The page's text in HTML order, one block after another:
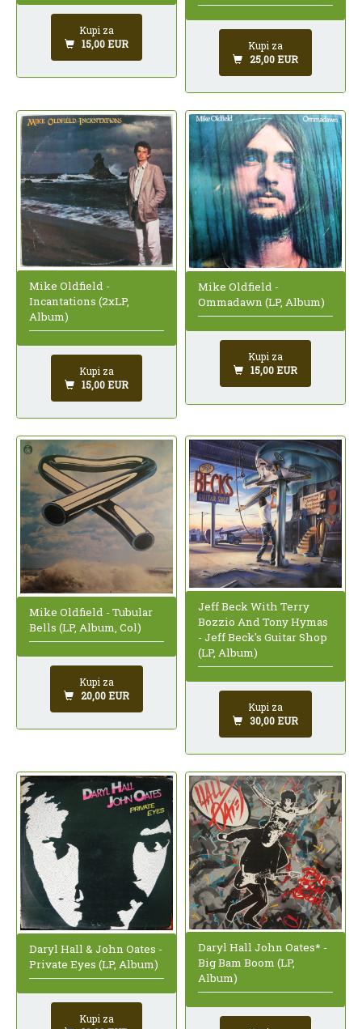
Kupi za
15,00 EUR
Kupi za
25,00 EUR
Mike Oldfield -
Incantations (2xLP,
Album)
Kupi za
15,00 EUR
Mike Oldfield -
Ommadawn (LP, Album)
Kupi za
15,00 EUR
Mike Oldfield - Tubular
Bells (LP, Album, Col)
Kupi za
20,00 EUR
Jeff Beck With Terry
Bozzio And Tony Hymas
- Jeff Beck's Guitar Shop
(LP, Album)
Kupi za
30,00 EUR
Daryl Hall & John Oates -
Private Eyes (LP, Album)
Kupi za
Daryl Hall John Oates* -
Big Bam Boom (LP,
Album)